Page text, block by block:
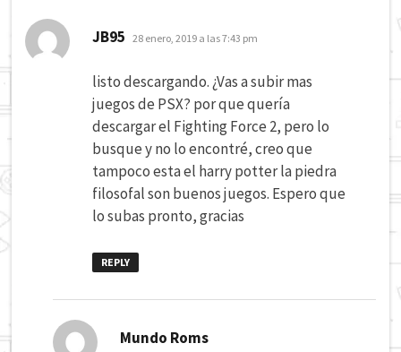
JB95 dice:
28 enero, 2019 a las 7:43 pm
listo descargando. ¿Vas a subir mas
juegos de PSX? por que quería
descargar el Fighting Force 2, pero lo
busque y no lo encontré, creo que
tampoco esta el harry potter la piedra
filosofal son buenos juegos. Espero que
lo subas pronto, gracias
REPLY
Mundo Romsdice: